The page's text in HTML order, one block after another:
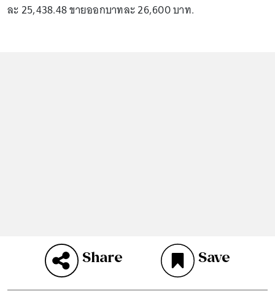
ละ 25,438.48 ขายออกบาทละ 26,600 บาท.
Share Save